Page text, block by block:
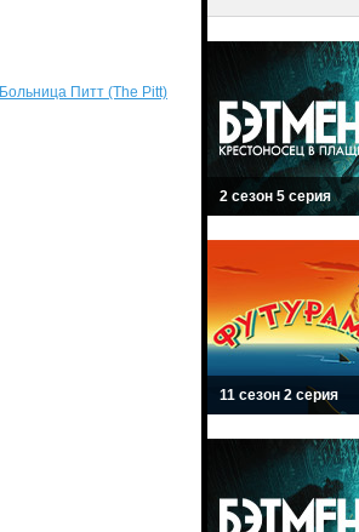
Больница Питт (The Pitt)
2 сезон 5 серия
11 сезон 2 серия